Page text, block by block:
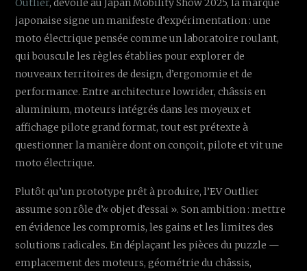
Outlier, dévoilé au Japan Mobility Show 2025, la marque
japonaise signe un manifeste d’expérimentation : une
moto électrique pensée comme un laboratoire roulant,
qui bouscule les règles établies pour explorer de
nouveaux territoires de design, d’ergonomie et de
performance. Entre architecture lowrider, châssis en
aluminium, moteurs intégrés dans les moyeux et
affichage pilote grand format, tout est prétexte à
questionner la manière dont on conçoit, pilote et vit une
moto électrique.
Plutôt qu’un prototype prêt à produire, l’EV Outlier
assume son rôle d’« objet d’essai ». Son ambition : mettre
en évidence les compromis, les gains et les limites des
solutions radicales. En déplaçant les pièces du puzzle —
emplacement des moteurs, géométrie du châssis,